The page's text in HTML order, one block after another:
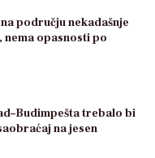
području nekadašnje
nema opasnosti po
trebalo bi
na jesen